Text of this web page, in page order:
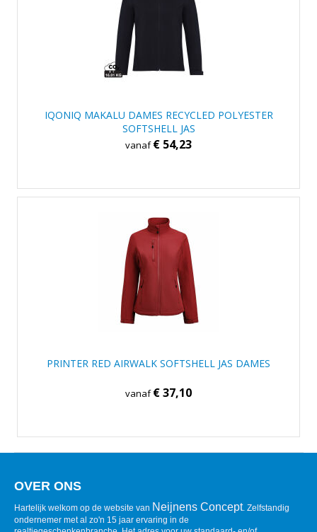
IQONIQ MAKALU DAMES RECYCLED POLYESTER
SOFTSHELL JAS
vanaf€ 54,23
PRINTER RED AIRWALK SOFTSHELL JAS DAMES
vanaf€ 37,10
OVER ONS
Hartelijk welkom op de website van Neijnens Concept. Zelfstandig
ondernemer met al zo'n 15 jaar ervaring in de